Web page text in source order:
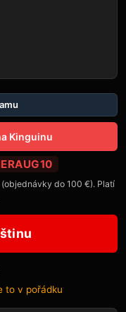
Kinguinu
do 100 €). Platí
to v pořádku